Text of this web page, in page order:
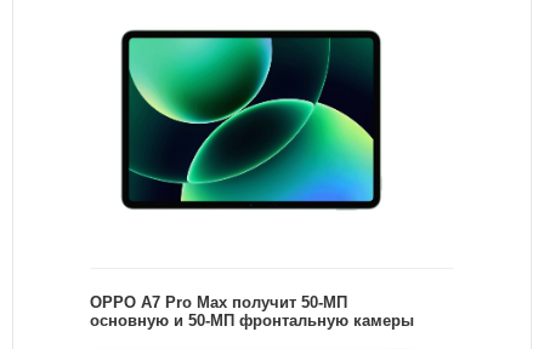
OPPO A7 Pro Max получит 50-МП
основную и 50-МП фронтальную камеры